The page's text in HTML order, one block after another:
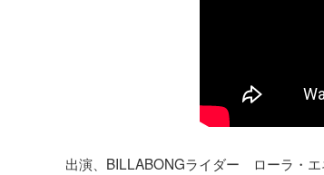
出演、BILLABONGライダー ローラ・